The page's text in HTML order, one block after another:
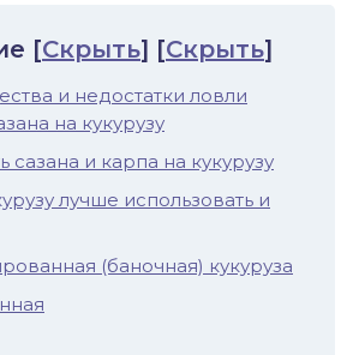
[Скрыть] [Скрыть]
и недостатки ловли
на кукурузу
сазана и карпа на кукурузу
лучше использовать и
(баночная) кукуруза